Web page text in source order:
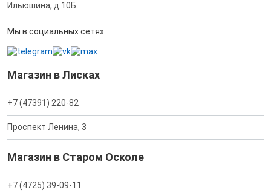
Ильюшина, д.10Б
Мы в социальных сетях:
Магазин в Лисках
+7 (47391) 220-82
Проспект Ленина, 3
Магазин в Старом Осколе
+7 (4725) 39-09-11